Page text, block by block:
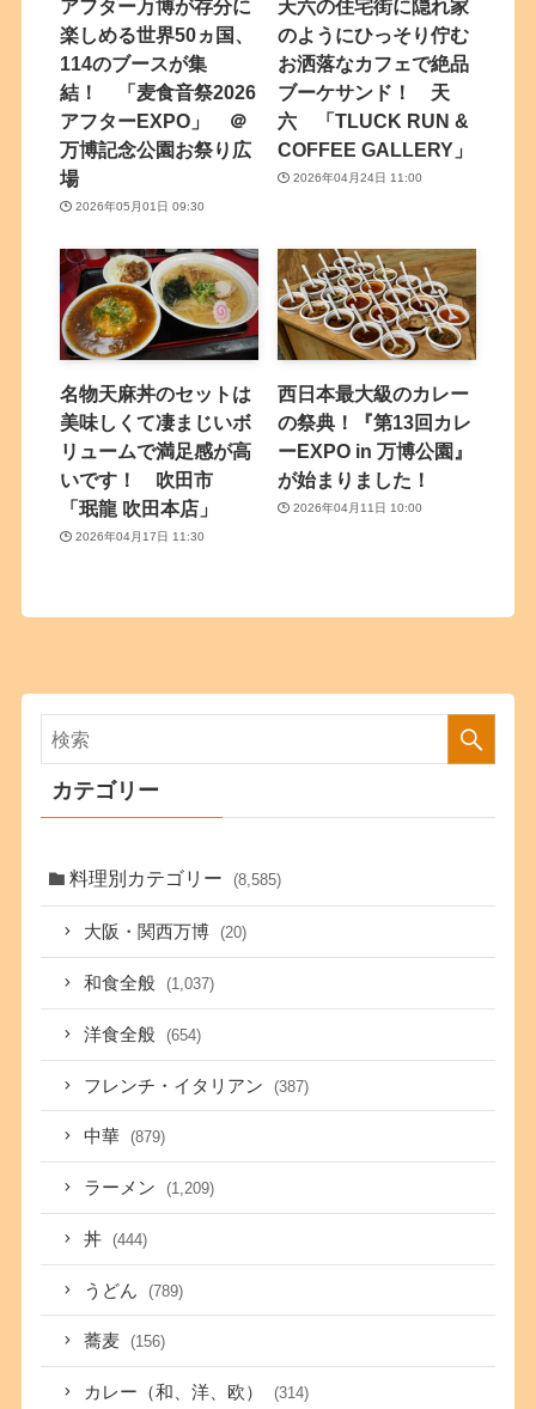
アフター万博が存分に
楽しめる世界50ヵ国、
114のブースが集
結！ 「麦食音祭2026
アフターEXPO」 ＠
万博記念公園お祭り広
場
2026年05月01日 09:30
天六の住宅街に隠れ家
のようにひっそり佇む
お洒落なカフェで絶品
ブーケサンド！ 天
六 「TLUCK RUN &
COFFEE GALLERY」
2026年04月24日 11:00
名物天麻丼のセットは
美味しくて凄まじいボ
リュームで満足感が高
いです！ 吹田市
「珉龍 吹田本店」
2026年04月17日 11:30
西日本最大級のカレー
の祭典！『第13回カレ
ーEXPO in 万博公園』
が始まりました！
2026年04月11日 10:00
カテゴリー
料理別カテゴリー (8,585)
大阪・関西万博 (20)
和食全般 (1,037)
洋食全般 (654)
フレンチ・イタリアン (387)
中華 (879)
ラーメン (1,209)
丼 (444)
うどん (789)
蕎麦 (156)
カレー（和、洋、欧） (314)